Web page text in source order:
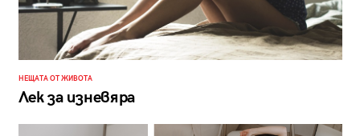
НЕЩАТА ОТ ЖИВОТА
Лек за изневяра